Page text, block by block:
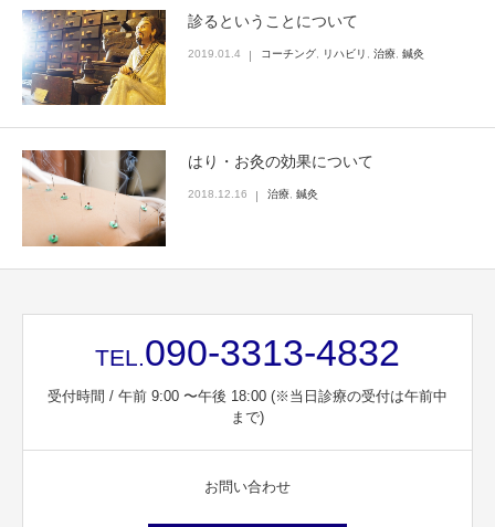
診るということについて
2019.01.4 コーチング リハビリ 治療 鍼灸
はり・お灸の効果について
2018.12.16 治療, 鍼灸
TEL.090-3313-4832
受付時間 / 午前 9:00 〜午後 18:00 (※当日診療の受付は午前中
まで)
お問い合わせ